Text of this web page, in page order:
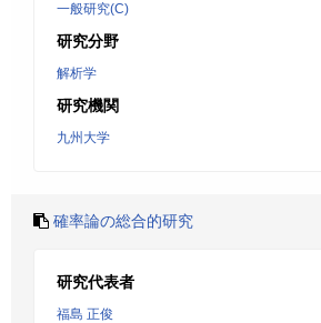
一般研究(C)
研究分野
解析学
研究機関
九州大学
確率論の総合的研究
研究代表者
福島 正俊